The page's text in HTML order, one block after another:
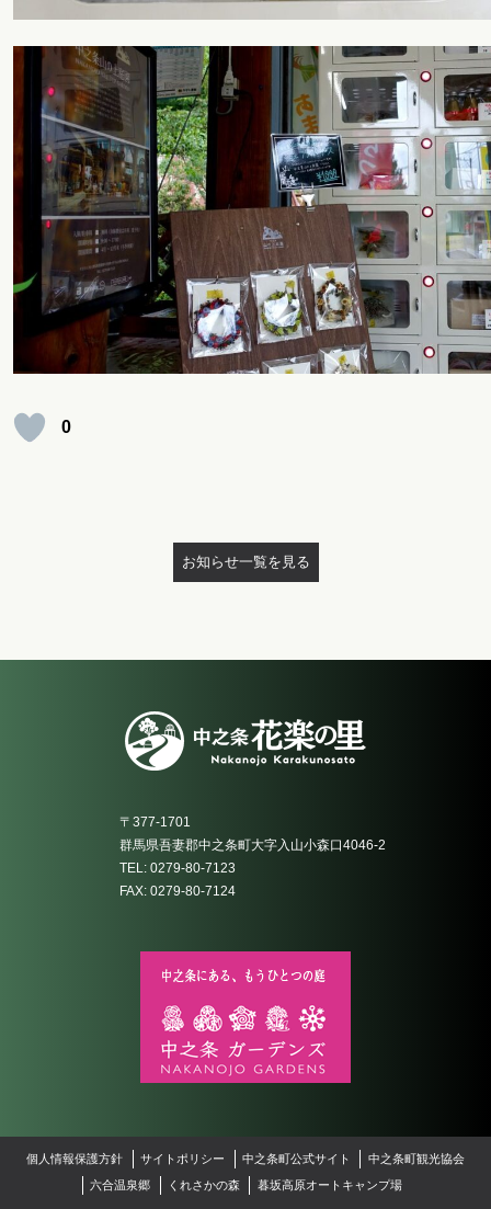
0
お知らせ一覧を見る
〒377-1701
群馬県吾妻郡中之条町大字入山小森口4046-2
TEL: 0279-80-7123
FAX: 0279-80-7124
個人情報保護方針 サイトポリシー 中之条町公式サイト
中之条町観光協会
六合温泉郷
くれさかの森 暮坂高原オートキャンプ場